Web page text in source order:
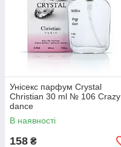
Унісекс парфум Crystal
Christian 30 ml № 106 Crazy
dance
В наявності
158 ₴